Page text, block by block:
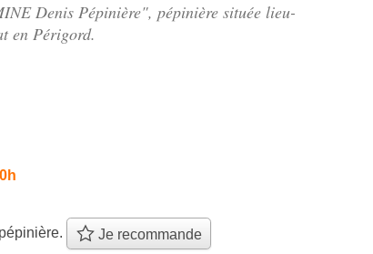
Denis Pépinière", pépinière située lieu-
en Périgord.
Je recommande